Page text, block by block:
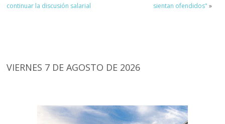
continuar la discusión salarial
sientan ofendidos" »
VIERNES 7 DE AGOSTO DE 2026